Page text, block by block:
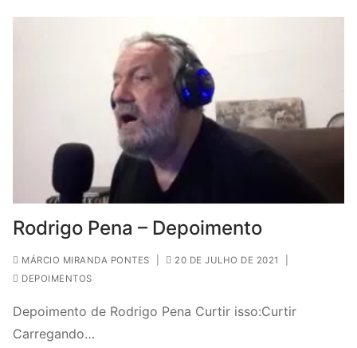
Rodrigo Pena – Depoimento
MÁRCIO MIRANDA PONTES 20 DE JULHO DE 2021
DEPOIMENTOS
Depoimento de Rodrigo Pena Curtir isso:Curtir
Carregando…